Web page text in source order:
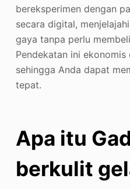
bereksperimen dengan
secara digital,
gaya tanpa perlu
Pendekatan ini ekonomis
sehingga Anda dapat
tepat.
Apa itu
berkulit